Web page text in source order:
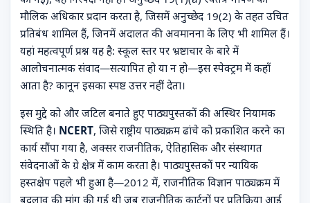
मौलिक अधिकार प्रदान करता है, जिसमें अनुच्छेद 19(2) के तहत उचित
प्रतिबंध शामिल हैं, जिनमें अदालत की अवमानना के लिए भी शामिल हैं।
यहां महत्वपूर्ण प्रश्न यह है: स्कूल स्तर पर भ्रष्टाचार के बारे में
आलोचनात्मक संवाद—सत्यापित हो या न हो—इस स्पेक्ट्रम में कहाँ
आता है? कानून इसका स्पष्ट उत्तर नहीं देता।
इस मुद्दे को और जटिल बनाते हुए पाठ्यपुस्तकों की अस्थिर नियामक
स्थिति है। NCERT, जिसे राष्ट्रीय पाठ्यक्रम ढांचे को प्रकाशित करने का
कार्य सौंपा गया है, अक्सर राजनीतिक, ऐतिहासिक और संस्थागत
संवेदनाओं के ग्रे क्षेत्र में काम करता है। पाठ्यपुस्तकों पर न्यायिक
हस्तक्षेप पहले भी हुआ है—2012 में, राजनीतिक विज्ञान पाठ्यक्रम में
बदलाव की मांग की गई थी जब राजनीतिक कार्टूनों पर प्रतिक्रिया आई